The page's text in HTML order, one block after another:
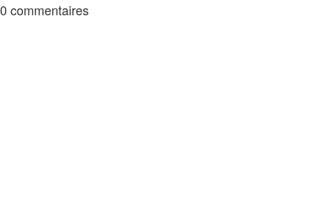
0 commentaires